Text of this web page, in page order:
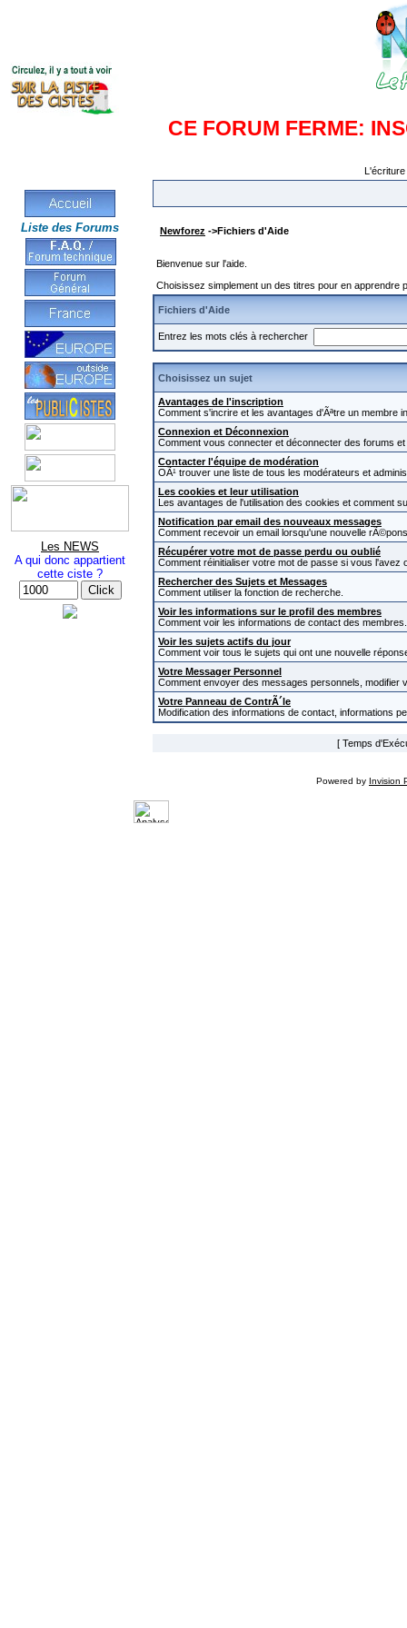
CE FORUM FERME:
Liste des Forums
Les NEWS
A qui donc appartient
cette ciste ?
Newforez ->Fichiers d'Aide
Bienvenue sur l'aide.
Choisissez simplement un des titres pour en
Fichiers d'Aide
Entrez les mots clés à rechercher
Choisissez un sujet
Avantages de l'inscription
Comment s'incrire et les avantages d'Ãªtre un membre
Connexion et Déconnexion
Comment vous connecter et déconnecter des forums
Contacter l'équipe de modération
OÃ¹ trouver une liste de tous les modérateurs et
Les cookies et leur utilisation
Les avantages de l'utilisation des cookies et comment
Notification par email des nouveaux messages
Comment recevoir un email lorsqu'une nouvelle
Récupérer votre mot de passe perdu ou oublié
Comment réinitialiser votre mot de passe si vous l'avez
Rechercher des Sujets et Messages
Comment utiliser la fonction de recherche.
Voir les informations sur le profil des membres
Comment voir les informations de contact des membres.
Voir les sujets actifs du jour
Comment voir tous le sujets qui ont une nouvelle
Votre Messager Personnel
Comment envoyer des messages personnels,
Votre Panneau de ContrÃ´le
Modification des informations de contact, informations
[ Temps
Powered by Invision